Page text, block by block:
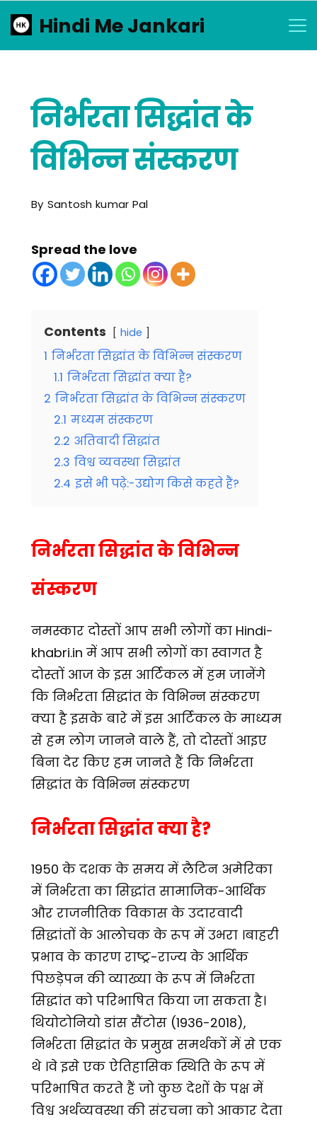
Skip
to
content
Hindi Me Jankari
निर्भरता सिद्धांत के
विभिन्न संस्करण
By Santosh kumar Pal
Spread the love
Contents hide
1 निर्भरता सिद्धांत के विभिन्न संस्करण
1.1 निर्भरता सिद्धांत क्या है?
2 निर्भरता सिद्धांत के विभिन्न संस्करण
2.1 मध्यम संस्करण
2.2 अतिवादी सिद्धांत
2.3 विश्व व्यवस्था सिद्धांत
2.4 इसे भी पढ़े:-उद्योग किसे कहते हैं?
निर्भरता सिद्धांत के विभिन्न
संस्करण
नमस्कार दोस्तों आप सभी लोगों का Hindi-
khabri.in में आप सभी लोगों का स्वागत है
दोस्तों आज के इस आर्टिकल में हम जानेंगे
कि निर्भरता सिद्धांत के विभिन्न संस्करण
क्या है इसके बारे में इस आर्टिकल के माध्यम
से हम लोग जानने वाले हैं, तो दोस्तों आइए
बिना देर किए हम जानते हैं कि निर्भरता
सिद्धांत के विभिन्न संस्करण
निर्भरता सिद्धांत क्या है?
1950 के दशक के समय में लैटिन अमेरिका
में निर्भरता का सिद्धांत सामाजिक-आर्थिक
और राजनीतिक विकास के उदारवादी
सिद्धांतों के आलोचक के रूप में उभरा ।बाहरी
प्रभाव के कारण राष्ट्र-राज्य के आर्थिक
पिछड़ेपन की व्याख्या के रूप में निर्भरता
सिद्धांत को परिभाषित किया जा सकता है।
थियोटोनियो डांस सैंटोस (1936-2018),
निर्भरता सिद्धांत के प्रमुख समर्थकों में से एक
थे ।वे इसे एक ऐतिहासिक स्थिति के रूप में
परिभाषित करते हैं जो कुछ देशों के पक्ष में
विश्व अर्थव्यवस्था की संरचना को आकार देता